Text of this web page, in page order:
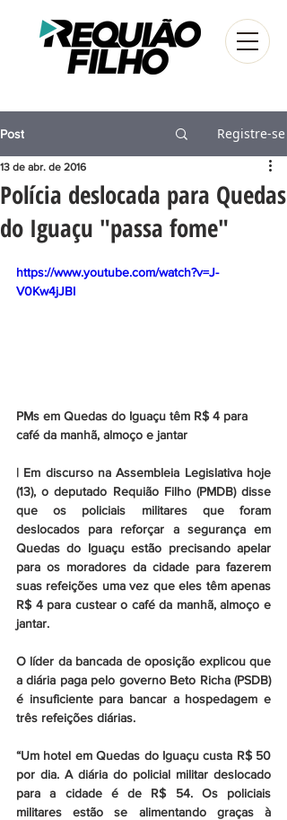
Post Registre-se
Polícia deslocada para Quedas
do Iguaçu "passa fome"
13 de abr. de 2016
https://www.youtube.com/watch?v=J-
V0Kw4jJBI
PMs em Quedas do Iguaçu têm R$ 4 para
café da manhã, almoço e jantar
| Em discurso na Assembleia Legislativa hoje
(13), o deputado Requião Filho (PMDB) disse
que os policiais militares que foram
deslocados para reforçar a segurança em
Quedas do Iguaçu estão precisando apelar
para os moradores da cidade para fazerem
suas refeições uma vez que eles têm apenas
R$ 4 para custear o café da manhã, almoço e
jantar.
O líder da bancada de oposição explicou que
a diária paga pelo governo Beto Richa (PSDB)
é insuficiente para bancar a hospedagem e
três refeições diárias.
“Um hotel em Quedas do Iguaçu custa R$ 50
por dia. A diária do policial militar deslocado
para a cidade é de R$ 54. Os policiais
militares estão se alimentando graças à